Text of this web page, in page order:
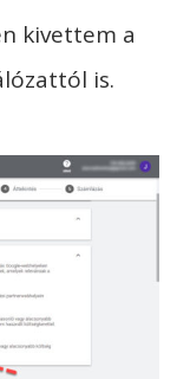
kivettem a
is.